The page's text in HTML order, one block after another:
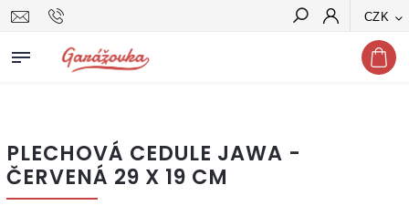
CZK
Hledat
PLECHOVÁ CEDULE JAWA -
ČERVENÁ 29 X 19 CM